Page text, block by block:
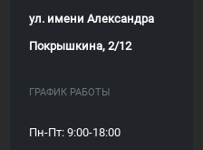
ул. имени Александра
Покрышкина, 2/12
ГРАФИК РАБОТЫ
Пн-Пт: 9:00-18:00